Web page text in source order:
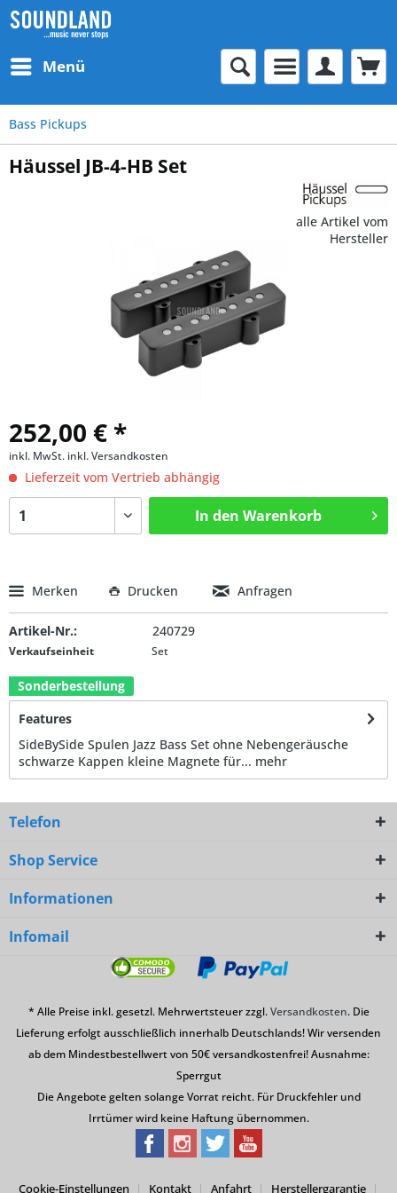
Menü
Bass Pickups
Häussel JB-4-HB Set
alle Artikel vom
Hersteller
252,00 € *
inkl. MwSt. inkl. Versandkosten
Lieferzeit vom Vertrieb abhängig
In den Warenkorb
Merken Drucken Anfragen
Artikel-Nr.: 240729
Verkaufseinheit Set
Sonderbestellung
Features
SideBySide Spulen Jazz Bass Set ohne Nebengeräusche
schwarze Kappen kleine Magnete für... mehr
Telefon
Shop Service
Informationen
Infomail
* Alle Preise inkl. gesetzl. Mehrwertsteuer zzgl.Versandkosten. Die
Lieferung erfolgt ausschließlich innerhalb Deutschlands! Wir versenden
ab dem Mindestbestellwert von 50€ versandkostenfrei! Ausnahme:
Sperrgut
Die Angebote gelten solange Vorrat reicht. Für Druckfehler und
Irrtümer wird keine Haftung übernommen.
Cookie-Einstellungen Kontakt Anfahrt Herstellergarantie